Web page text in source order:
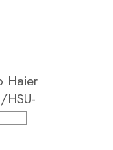
Haier
HSU-